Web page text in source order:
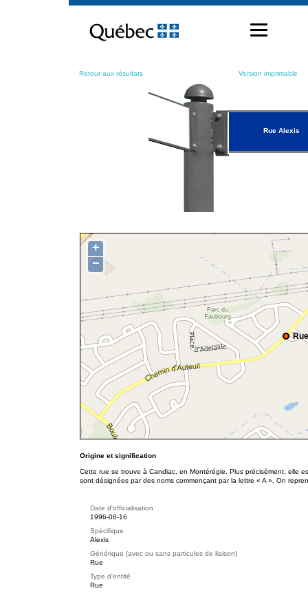
contenu
Retour aux résultats Version imprimable
Rue Alexis
+
−
Origine et signification
Cette rue se trouve à Candiac, en Montérégie. Plus précisément, elle
sont désignées par des noms commençant par la lettre « A ». On
Date d'officialisation
1996-08-16
Spécifique
Alexis
Générique (avec ou sans particules de liaison)
Rue
Type d'entité
Rue